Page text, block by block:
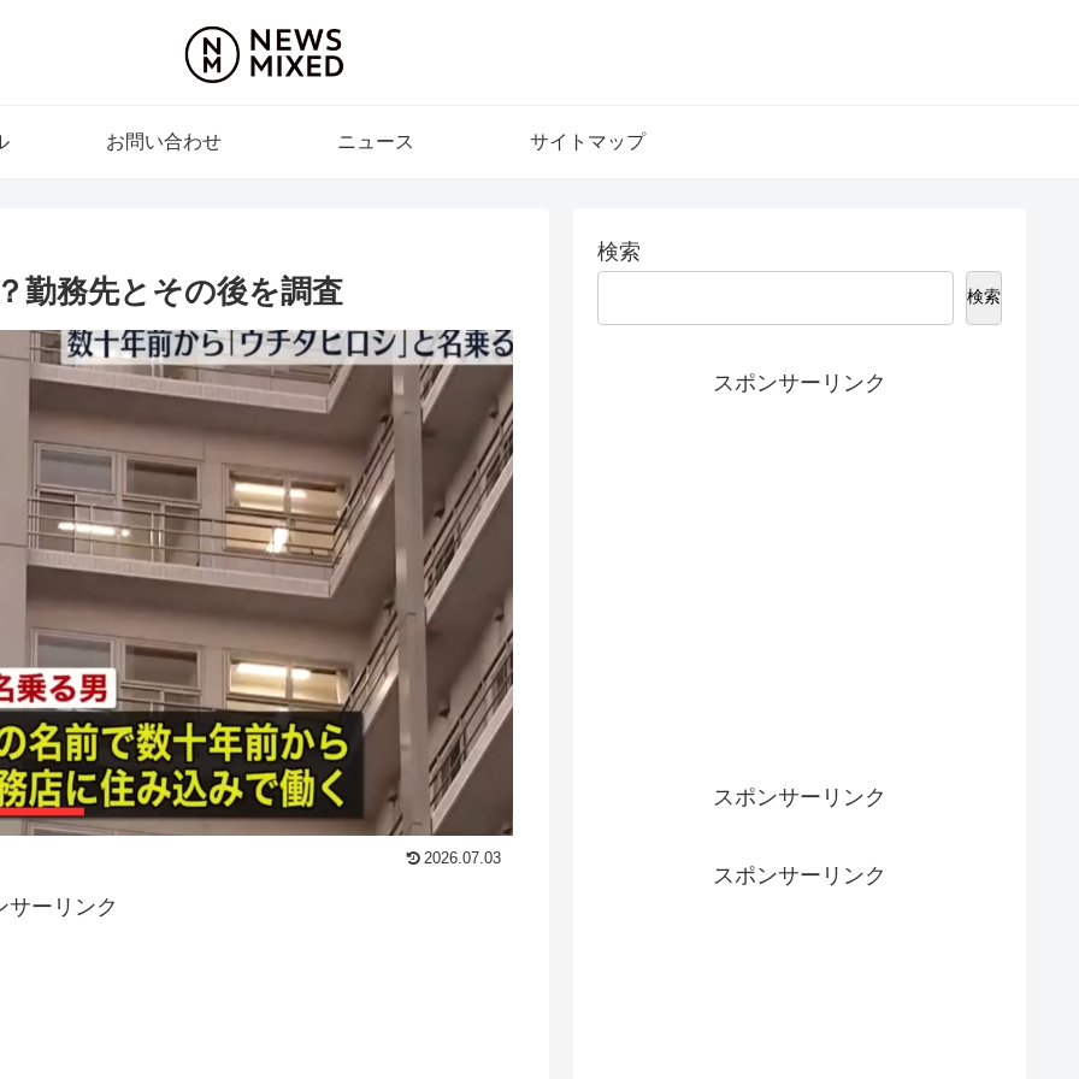
お問い合わせ ニュース サイトマップ
勤務先とその後を調査
2026.07.03
サーリンク
検索
検索
スポンサーリンク
スポンサーリンク
スポンサーリンク